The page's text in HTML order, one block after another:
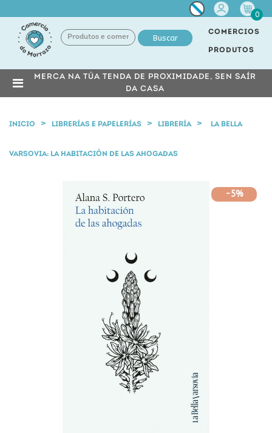
Miña
conta
0
Buscar
COMERCIOS
PRODUTOS
MERCA NA TÚA TENDA DE PROXIMIDADE, SEN SAÍR
DA CASA
INICIO LIBRERÍAS E PAPELERÍAS LIBRERÍA LA BELLA
VARSOVIA: LA HABITACIÓN DE LAS AHOGADAS
-5%